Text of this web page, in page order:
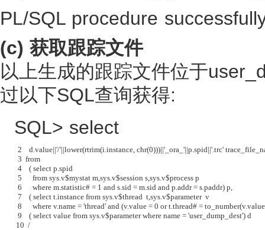
PL/SQL procedure
(c) 获取跟踪文件
以上生成的跟踪文件位于
过以下SQL查询获得:
SQL> select
2    d.value||'/'||lower(rtrim(i.instance, chr(0)))||'_ora_'||p.spid||'.trc'
  3  from
  4    ( select p.spid
  5      from sys.v$mystat m,sys.v$session s,sys.v$process p
  6      where m.statistic# = 1 and s.sid = m.sid and p.addr = s.paddr) p,
  7    ( select t.instance from sys.v$thread  t,sys.v$parameter  v
8      where v.name = 'thread' and (v.value = 0 or t.thread# =
  9    ( select value from sys.v$parameter where name = 'user_dump_dest') d
10  /